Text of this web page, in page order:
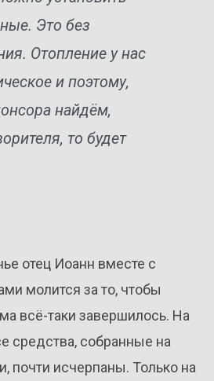
Это без
Отопление у нас
и поэтому,
найдём,
то будет
отец Иоанн вместе с
молится за то, чтобы
всё-таки завершилось. На
средства, собранные на
почти исчерпаны. Только на